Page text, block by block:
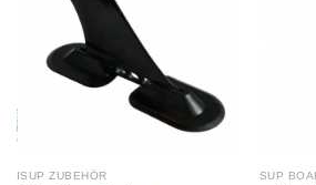
ISUP ZUBEHÖR SUP